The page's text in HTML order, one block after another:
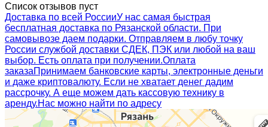
Список отзывов пуст
Доставка по всей РоссииУ нас самая быстрая
бесплатная доставка по Рязанской области. При
самовывозе даем подарки. Отправляем в любу точку
России службой доставки СДЕК, ПЭК или любой на ваш
выбор. Есть оплата при получении.Оплата
заказаПринимаем банковские карты, электронные деньги
и даже криптовалюту. Если не хватает денег дадим
рассрочку. А еще можем дать кассовую технику в
аренду.Нас можно найти по адресу